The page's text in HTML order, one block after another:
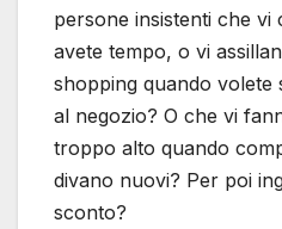
persone insistenti che
avete tempo, o vi
shopping quando volete
al negozio? O che vi
troppo alto quando
divano nuovi? Per poi
sconto?